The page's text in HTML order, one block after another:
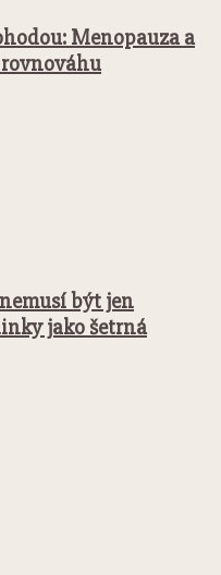
Menopauza a
být jen
jako šetrná